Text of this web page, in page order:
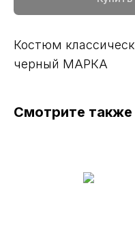
Костюм
черный МАРКА
Смотрите также